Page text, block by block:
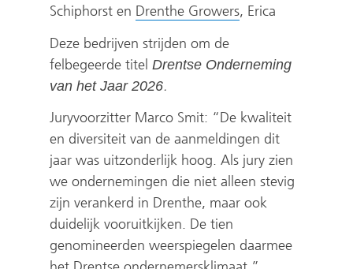
j
t
n
a
r
e
e
n
a
n
s
t
n
a
a
r
e
e
n
a
i
t
a
a
r
e
e
a
w
s
n
a
a
r
e
n
r
i
j
s
t
n
a
a
r
e
e
e
w
i
j
s
t
n
a
a
r
e
v
r
w
i
j
s
t
n
a
a
r
v
r
w
i
s
t
n
a
a
r
v
w
j
s
t
n
r
Schiphorst en Drenthe Growers(
r
i
j
s
t
n
a
, Erica
Deze bedrijven strijden om de
felbegeerde titel Drentse Onderneming
van het Jaar 2026.
Juryvoorzitter Marco Smit: “De kwaliteit
en diversiteit van de aanmeldingen dit
jaar was uitzonderlijk hoog. Als jury zien
we ondernemingen die niet alleen stevig
zijn verankerd in Drenthe, maar ook
duidelijk vooruitkijken. De tien
genomineerden weerspiegelen daarmee